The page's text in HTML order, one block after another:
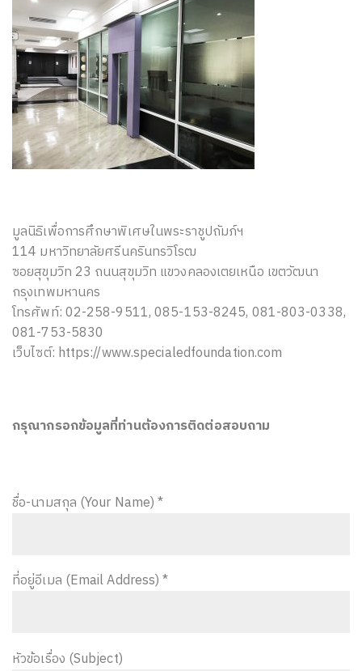
มูลนิธิเพื่อการศึกษาพิเศษในพระราชูปถัมภ์ฯ
114 มหาวิทยาลัยศรีนครินทรวิโรฒ
ซอยสุขุมวิท 23 ถนนสุขุมวิท แขวงคลองเตยเหนือ เขตวัฒนา
กรุงเทพมหานคร
โทรศัพท์: 02-258-9511, 085-153-8245, 081-803-0338,
081-753-5830
เว็บไซต์: https://www.specialedfoundation.com
กรุณากรอกข้อมูลที่ท่านต้องการติดต่อสอบถาม
ชื่อ-นามสกุล (Your Name) *
ที่อยู่อีเมล (Email Address) *
หัวข้อเรื่อง (Subject)